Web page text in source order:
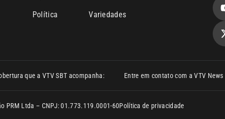
Política Variedades
que a VTV SBT acompanha: Entre em contato com a VTV News
PRM Ltda – CNPJ: 01.773.119.0001-60Política de privacidade